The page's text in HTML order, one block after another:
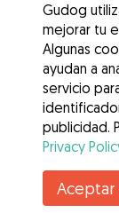
¿Conoces
Gudog
mejorar tu
Algunas
ayudan a
servicio
publicidad.
Privacy